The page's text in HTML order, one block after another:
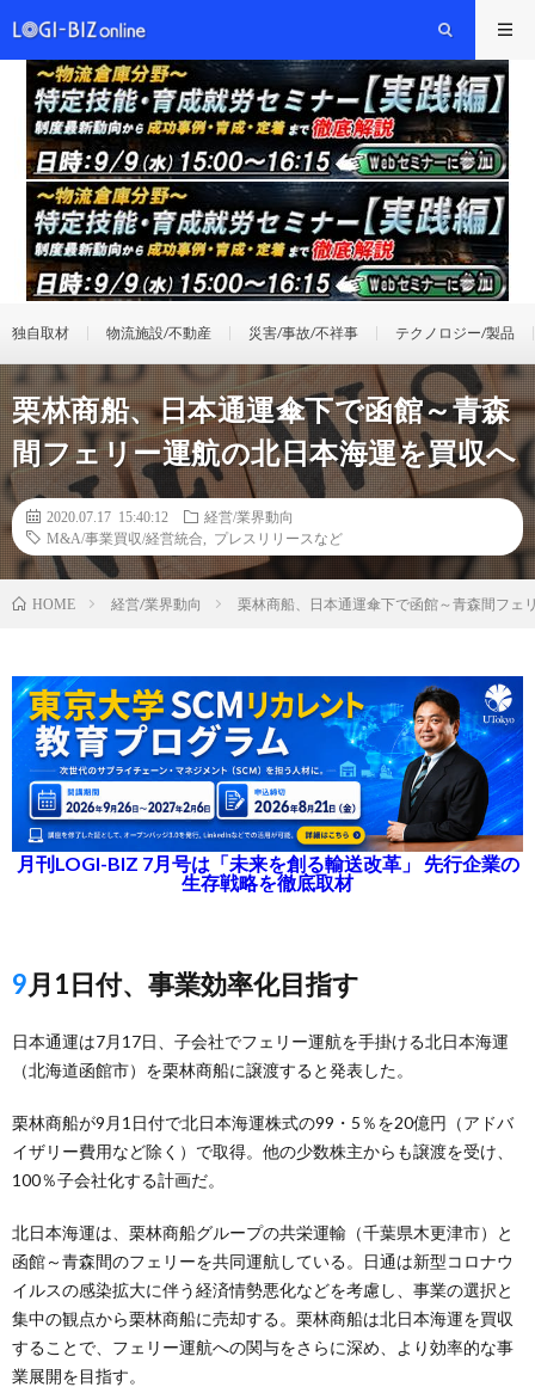
独自取材 物流施設/不動産 災害/事故/不祥事 テクノロジー/製品
栗林商船、日本通運傘下で函館～青森
間フェリー運航の北日本海運を買収へ
2020.07.17 15:40:12
経営/業界動向
M&A/事業買収/経営統合
プレスリリースなど
HOME 経営/業界動向 栗林商船、日本通運傘下で函館～青森間フェ
月刊LOGI-BIZ 7月号は「未来を創る輸送改革」 先行企業の
生存戦略を徹底取材
9月1日付、事業効率化目指す
日本通運は7月17日、子会社でフェリー運航を手掛ける北日本海運
（北海道函館市）を栗林商船に譲渡すると発表した。
栗林商船が9月1日付で北日本海運株式の99・5％を20億円（アドバ
イザリー費用など除く）で取得。他の少数株主からも譲渡を受け、
100％子会社化する計画だ。
北日本海運は、栗林商船グループの共栄運輸（千葉県木更津市）と
函館～青森間のフェリーを共同運航している。日通は新型コロナウ
イルスの感染拡大に伴う経済情勢悪化などを考慮し、事業の選択と
集中の観点から栗林商船に売却する。栗林商船は北日本海運を買収
することで、フェリー運航への関与をさらに深め、より効率的な事
業展開を目指す。